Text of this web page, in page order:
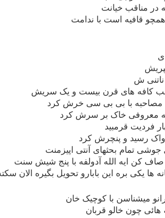
در مناقب خیانت
قافیه است با ندامت
ناتنی ش
کافه های قرن بیست و یک سریش
مصاحبه با بی بی سی خرش کرد
معروفی خاک بر سرش کرد
فردیت قرمبید
رسید و پنچرش کرد
تمام بحثهای آنتی اپیزمنت
صاف کن ایه الله آدولفه با پنج شیش سنت
ها یکی بره این بابارو تحویل بگیره الان
میشناسن با کوچیک خان
هائی چون خالو قربان